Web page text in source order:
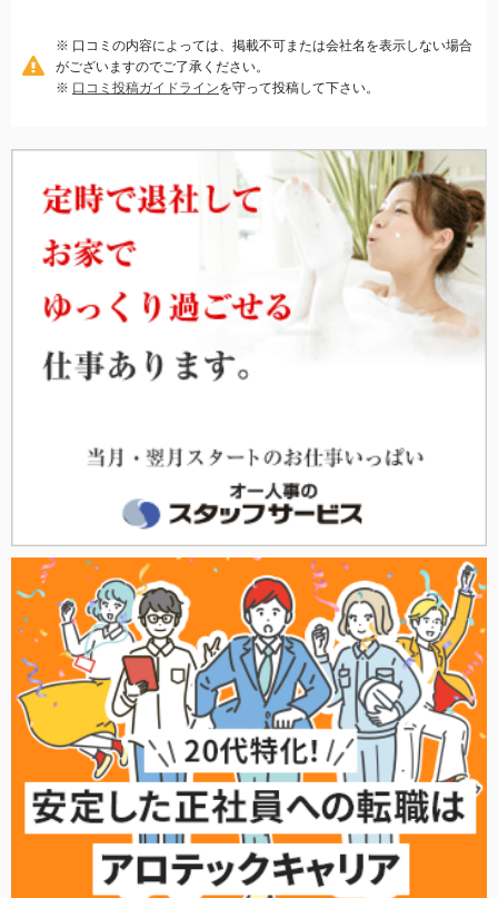
※ 口コミの内容によっては、掲載不可または会社名を表示しない場合
がございますのでご了承ください。
※ 口コミ投稿ガイドラインを守って投稿して下さい。